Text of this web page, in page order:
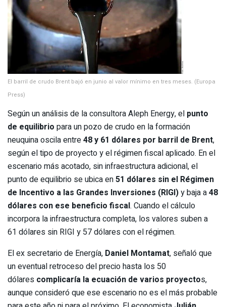
El barril de crudo Brent bajó en junio al valor mínimo en tres meses. (Europa
Press)
Según un análisis de la consultora Aleph Energy, el punto
de equilibrio para un pozo de crudo en la formación
neuquina oscila entre48 y 61 dólares por barril de Brent,
según el tipo de proyecto y el régimen fiscal aplicado. En el
escenario más acotado, sin infraestructura adicional, el
punto de equilibrio se ubica en51 dólares sin el Régimen
de Incentivo a las Grandes Inversiones (RIGI)y baja a48
dólares con ese beneficio fiscal. Cuando el cálculo
incorpora la infraestructura completa, los valores suben a
61 dólares sin RIGI y 57 dólares con el régimen.
El ex secretario de Energía, Daniel Montamat, señaló que
un eventual retroceso del precio hasta los 50
dólares complicaría la ecuación de varios proyectos,
aunque consideró que ese escenario no es el más probable